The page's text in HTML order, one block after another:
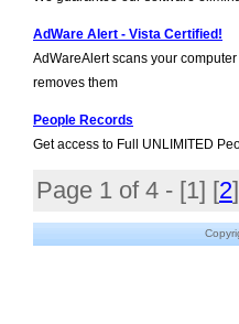
AdWare Alert - Vista Certified!
AdWareAlert scans your
removes them
People Records
Get access to Full UNLIMITED
Page 1 of 4 - [1] [2